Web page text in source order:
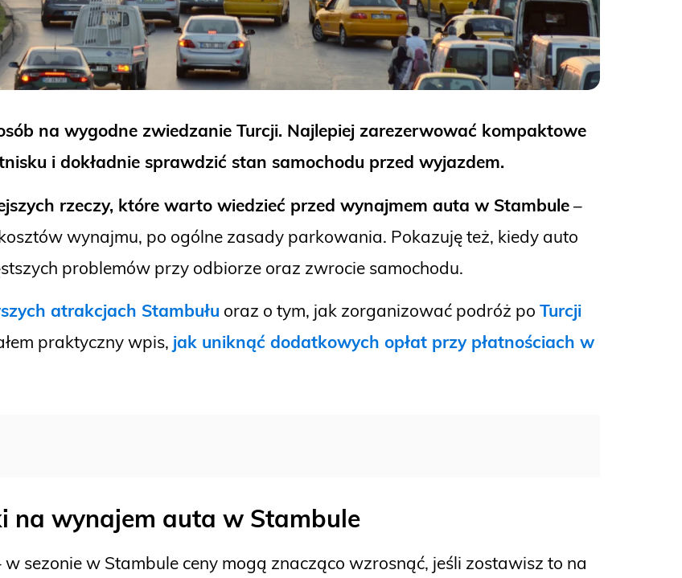
na wygodne zwiedzanie Turcji. Najlepiej zarezerwować kompaktowe
i dokładnie sprawdzić stan samochodu przed wyjazdem.
rzeczy, które warto wiedzieć przed wynajmem auta w Stambule–
wynajmu, po ogólne zasady parkowania. Pokazuję też, kiedy auto
problemów przy odbiorze oraz zwrocie samochodu.
atrakcjach Stambułu oraz o tym, jak zorganizować podróż po Turcji
praktyczny wpis, jak uniknąć dodatkowych opłat przy płatnościach w
na wynajem auta w Stambule
w sezonie w Stambule ceny mogą znacząco wzrosnąć, jeśli zostawisz to na